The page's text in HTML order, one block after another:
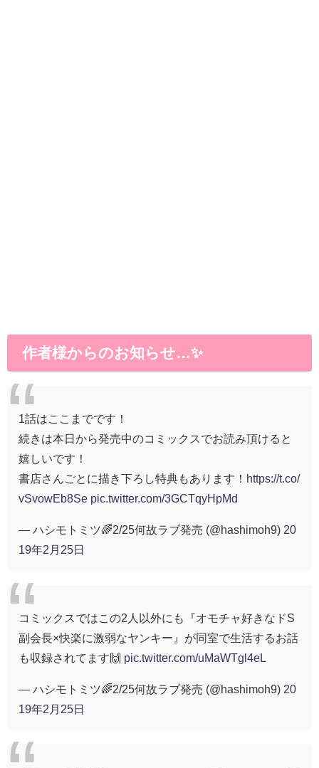
作者様からのお知らせ…✨
1話はここまでです！
続きは本日から発売中のコミックスでお読み頂けると
嬉しいです！
書店さんごとに描き下ろし特典もあります！ https://t.co/
vSvowEb8Se pic.twitter.com/3GCTqyHpMd
— ハシモトミツ🌈2/25何故ラブ発売 (@hashimoh9) 20
19年2月25日
コミックスではこの2人以外にも『オモチャ好きなドS
副会長×快楽に激弱なヤンキー』が同室で生活するお話
も収録されてます🙌 pic.twitter.com/uMaWTgl4eL
— ハシモトミツ🌈2/25何故ラブ発売 (@hashimoh9) 20
19年2月25日